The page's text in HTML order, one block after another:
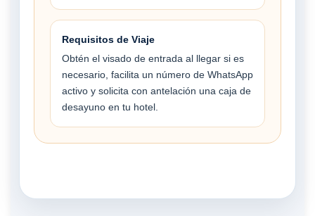
Requisitos de Viaje
Obtén el visado de entrada al llegar si es
necesario, facilita un número de WhatsApp
activo y solicita con antelación una caja de
desayuno en tu hotel.